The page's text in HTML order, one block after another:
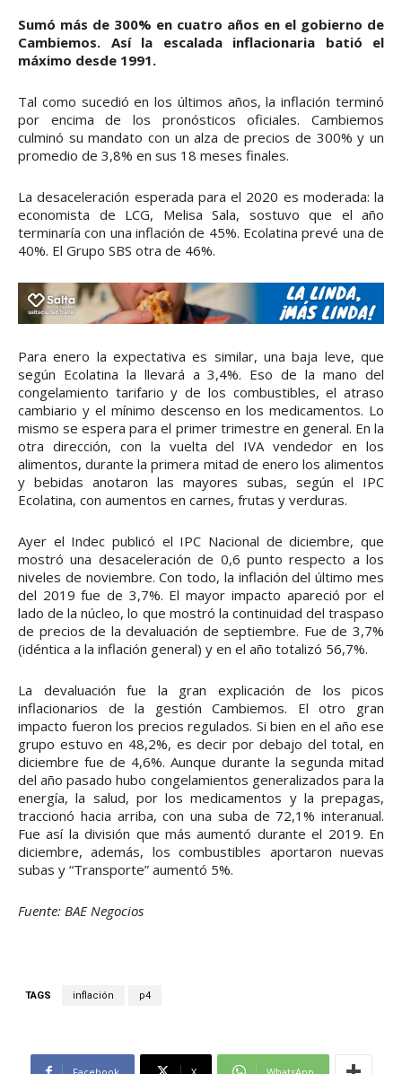
Sumó más de 300% en cuatro años en el gobierno de
Cambiemos. Así la escalada inflacionaria batió el
máximo desde 1991.
Tal como sucedió en los últimos años, la inflación terminó
por encima de los pronósticos oficiales. Cambiemos
culminó su mandato con un alza de precios de 300% y un
promedio de 3,8% en sus 18 meses finales.
La desaceleración esperada para el 2020 es moderada: la
economista de LCG, Melisa Sala, sostuvo que el año
terminaría con una inflación de 45%. Ecolatina prevé una de
40%. El Grupo SBS otra de 46%.
Para enero la expectativa es similar, una baja leve, que
según Ecolatina la llevará a 3,4%. Eso de la mano del
congelamiento tarifario y de los combustibles, el atraso
cambiario y el mínimo descenso en los medicamentos. Lo
mismo se espera para el primer trimestre en general. En la
otra dirección, con la vuelta del IVA vendedor en los
alimentos, durante la primera mitad de enero los alimentos
y bebidas anotaron las mayores subas, según el IPC
Ecolatina, con aumentos en carnes, frutas y verduras.
Ayer el Indec publicó el IPC Nacional de diciembre, que
mostró una desaceleración de 0,6 punto respecto a los
niveles de noviembre. Con todo, la inflación del último mes
del 2019 fue de 3,7%. El mayor impacto apareció por el
lado de la núcleo, lo que mostró la continuidad del traspaso
de precios de la devaluación de septiembre. Fue de 3,7%
(idéntica a la inflación general) y en el año totalizó 56,7%.
La devaluación fue la gran explicación de los picos
inflacionarios de la gestión Cambiemos. El otro gran
impacto fueron los precios regulados. Si bien en el año ese
grupo estuvo en 48,2%, es decir por debajo del total, en
diciembre fue de 4,6%. Aunque durante la segunda mitad
del año pasado hubo congelamientos generalizados para la
energía, la salud, por los medicamentos y la prepagas,
traccionó hacia arriba, con una suba de 72,1% interanual.
Fue así la división que más aumentó durante el 2019. En
diciembre, además, los combustibles aportaron nuevas
subas y “Transporte” aumentó 5%.
Fuente: BAE Negocios
TAGS inflación p4